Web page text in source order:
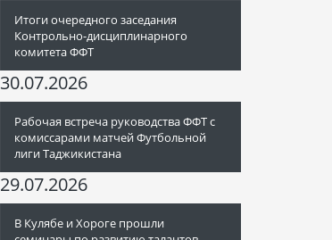
Итоги очередного заседания
Контрольно-дисциплинарного
комитета ФФТ
30.07.2026
Рабочая встреча руководства ФФТ с
комиссарами матчей Футбольной
лиги Таджикистана
29.07.2026
В Кулябе и Хороге прошли